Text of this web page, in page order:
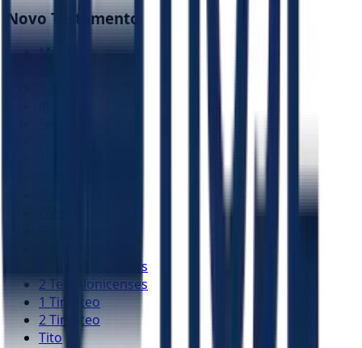
Novo Testamento
1 Tessalonicenses
2 Tessalonicenses
1 Timóteo
2 Timóteo
Tito